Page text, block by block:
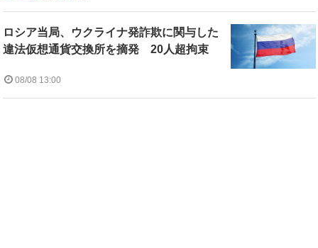
ロシア当局、ウクライナ発詐欺に関与した
違法仮想通貨交換所を摘発 20人超拘束
08/08 13:00